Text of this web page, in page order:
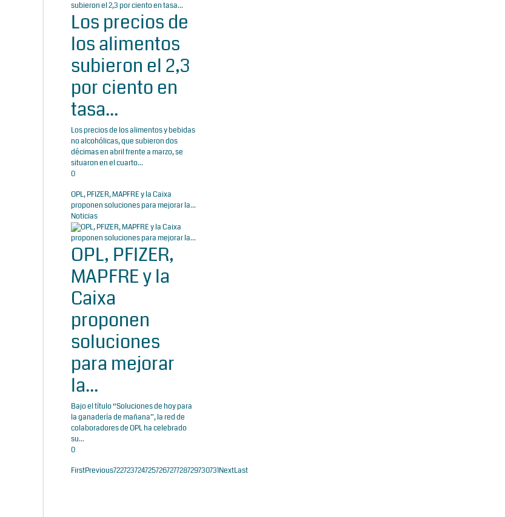
Los precios de
los alimentos
subieron el 2,3
por ciento en
tasa...
Los precios de los alimentos y bebidas
no alcohólicas, que subieron dos
décimas en abril frente a marzo, se
situaron en el cuarto...
0
OPL, PFIZER, MAPFRE y la Caixa
proponen soluciones para mejorar la...
Noticias
OPL, PFIZER,
MAPFRE y la
Caixa
proponen
soluciones
para mejorar
la...
Bajo el título “Soluciones de hoy para
la ganadería de mañana”, la red de
colaboradores de OPL ha celebrado
su...
0
FirstPrevious722723724725726727728729730731NextLast